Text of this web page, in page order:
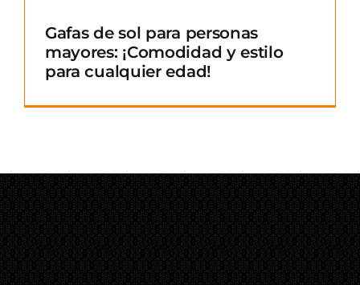
Gafas de sol para personas
mayores: ¡Comodidad y estilo
para cualquier edad!